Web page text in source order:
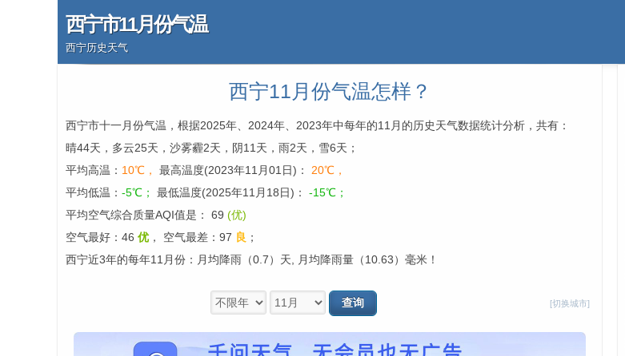
西宁市11月份气温
西宁历史天气
西宁11月份气温怎样？
西宁市十一月份气温，根据2025年、2024年、2023年中每年的11月的历史天气数据统计分析，共有：
晴44天，多云25天，沙雾霾2天，阴11天，雨2天，雪6天；
平均高温： 10℃， 最高温度(2023年11月01日)： 20℃，
平均低温： -5℃； 最低温度(2025年11月18日)： -15℃；
平均空气综合质量AQI值是： 69 (优)
空气最好：46 优， 空气最差：97 良 ；
西宁近3年的每年11月份：月均降雨（0.7）天, 月均降雨量（10.63）毫米！
[切换城市]